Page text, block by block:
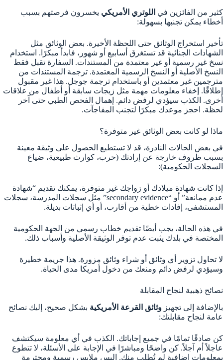
كثير من الفائزين في اللوتري الأمريكي يخسرون فرصتهم بسبب
أخطاء يمكن تجنبها بسهولة:
تأخير استخراج الوثائق حتى اللحظة الأخيرة. بعض الوثائق مثل
الشهادات الجنائية قد تستغرق أسابيع أو شهور، فابدأ مبكرًا. استخدام
نسخ غير رسمية أو غير معتمدة من المستندات. السفارة تقبل فقط
النسخ الأصلية أو النسخ الرسمية المعتمدة. ترجمة المستندات من
مترجمين غير معتمدين أو باستخدام ترجمة جوجل. هذا غير مقبول
إطلاقًا. إخفاء معلومات مهمة مثل زيجات سابقة أو أطفال من علاقات
أخرى. الكذب سيؤدي لرفض دائم. إهمال الفحص الطبي حتى آخر
لحظة. احجز موعدك مبكرًا لتجنب المفاجآت.
ماذا لو كانت بعض الوثائق غير متوفرة؟
في بعض الحالات النادرة، قد لا تستطيع الحصول على وثيقة معينة
بسبب ظروف خارجة عن إرادتك (حرب، كوارث طبيعية، ضياع
السجلات الحكومية):
إذا كانت شهادة ميلادك أو زواجك غير متوفرة، يمكنك تقديم “شهادة
عدم ممانعة” أو “secondary evidence” مثل سجلات المدرسة، سجلات
المستشفى، إفادات خطية من أقارب، أو أي إثباتات بديلة.
في هذه الحالة، يجب أيضًا تقديم خطاب رسمي من الجهة الحكومية
المختصة في بلدك يثبت عدم توفر الوثيقة الأصلية وأسباب ذلك.
لا تحاول تزوير أي وثائق أو شراء وثائق مزورة. هذا جريمة خطيرة
وسيؤدي لرفض دائم ومنعك من دخول أمريكا مدى الحياة.
نصائح ذهبية لنجاح المقابلة
بالإضافة إلى تجهيز وثائق القرعة الأمريكية بشكل صحيح، إليك نصائح
عامة لنجاح مقابلتك:
كن صادقًا تمامًا في جميع إجاباتك. الكذب في أي معلومة سيكتشف
عاجلاً أم آجلاً. كن واضحًا ومباشرًا في الإجابة على الأسئلة، لا تتطوع
بمعلومات إضافية لم تُطلب منك. البس ملابس رسمية ومحترمة